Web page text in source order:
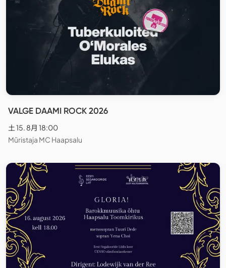
VALGE DAAMI ROCK 2026
土 15. 8月 18:00
Müristaja MC Haapsalu